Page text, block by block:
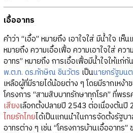
เอื้ออาทร
คำว่า “เอื้อ” หมายถึง เอาใจใส่ มีน้ำใจ เห็
หมายถึง ความเอื้อเฟื้อ ความเอาใจใส่ ควา
อาทร” หมายถึง การเอื้อเฟื้อมีน้ำใจให้แก่
พ.ต.ท. ดร.ทักษิณ ชินวัตร เป็นนายกรัฐมน
เหลือผู้ที่มีรายได้น้อยต่าง ๆ โดยมีรากเหง้
โครงการ “สามสิบบาทรักษาทุกโรค” ที่พรร
เสียงเลือกตั้งปลายปี 2543 ต่อเนื่องต้นปี
ไทยรักไทยได้เป็นแกนนำในการจัดตั้งรัฐบ
อาทรต่าง ๆ เช่น “โครงการบ้านเอื้ออาทร